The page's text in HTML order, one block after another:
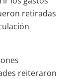
retiradas
reiteraron